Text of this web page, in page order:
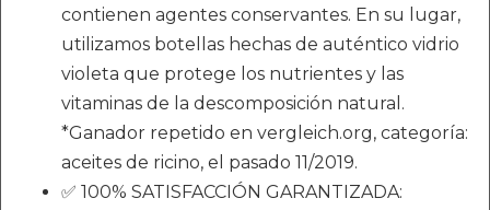
contienen agentes conservantes. En su lugar,
utilizamos botellas hechas de auténtico vidrio
violeta que protege los nutrientes y las
vitaminas de la descomposición natural.
*Ganador repetido en vergleich.org, categoría:
aceites de ricino, el pasado 11/2019.
✅ 100% SATISFACCIÓN GARANTIZADA: